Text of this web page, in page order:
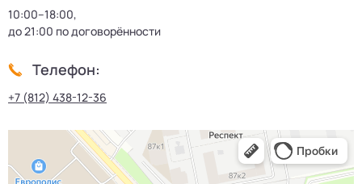
10:00–18:00,
до 21:00 по договорённости
Телефон:
+7 (812) 438-12-36